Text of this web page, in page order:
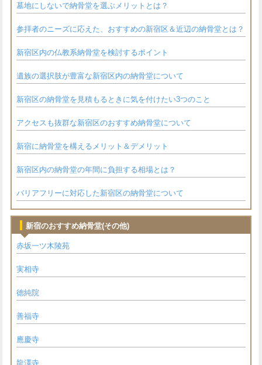
墓地にしないで納骨堂を選ぶメリットとは？
参拝者のニーズに応えた、おすすめの新宿区＆近辺の納骨堂とは？
新宿区内の仏教系納骨堂を検討するポイント
遺族の選択肢が豊富な新宿区内の納骨堂について
新宿区の納骨堂を見積もるときに気を付けたい3つのこと
アクセスも抜群な新宿区のおすすめ納骨堂について
新宿に納骨堂を構えるメリット＆デメリット
新宿区内の納骨堂の年間に負担する相場とは？
バリアフリーに対応した新宿区の納骨堂について
新宿のおすすめ納骨堂(その他)
赤坂一ツ木陵苑
実相寺
徳純院
善福寺
應慶寺
龍澤寺